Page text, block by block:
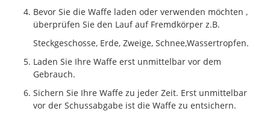
Bevor Sie die Waffe laden oder verwenden möchten ,
überprüfen Sie den Lauf auf Fremdkörper z.B.
Steckgeschosse, Erde, Zweige, Schnee,Wassertropfen.
Laden Sie Ihre Waffe erst unmittelbar vor dem
Gebrauch.
Sichern Sie Ihre Waffe zu jeder Zeit. Erst unmittelbar
vor der Schussabgabe ist die Waffe zu entsichern.